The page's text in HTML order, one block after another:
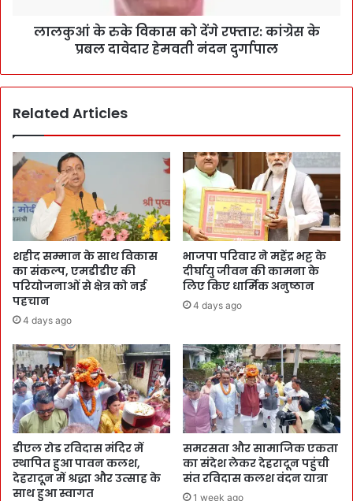
लालकुआं के रुके विकास को देंगे रफ्तार: कांग्रेस के
प्रबल दावेदार हेमवती नंदन दुर्गापाल
Related Articles
शहीद सम्मान के साथ विकास
का संकल्प, एमडीडीए की
परियोजनाओं से क्षेत्र को नई
पहचान
4 days ago
भाजपा परिवार ने महेंद्र भट्ट के
दीर्घायु जीवन की कामना के
लिए किए धार्मिक अनुष्ठान
4 days ago
डीएल रोड रविदास मंदिर में
स्थापित हुआ पावन कलश,
देहरादून में श्रद्धा और उत्साह के
साथ हुआ स्वागत
समरसता और सामाजिक एकता
का संदेश लेकर देहरादून पहुंची
संत रविदास कलश वंदन यात्रा
1 week ago